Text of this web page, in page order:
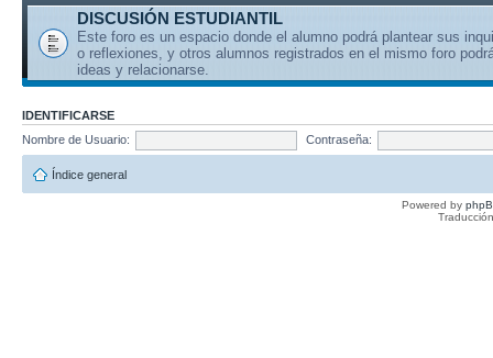
DISCUSIÓN ESTUDIANTIL
Este foro es un espacio donde el alumno podrá plantear sus
o reflexiones, y otros alumnos registrados en el mismo foro
ideas y relacionarse.
IDENTIFICARSE
Nombre de Usuario:
Contraseña:
Índice general
Powered by